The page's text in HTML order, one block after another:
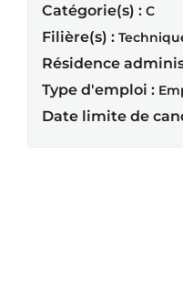
Catégorie(s) : C
Filière(s) :
Résidence
Type d'emploi :
Date limite de